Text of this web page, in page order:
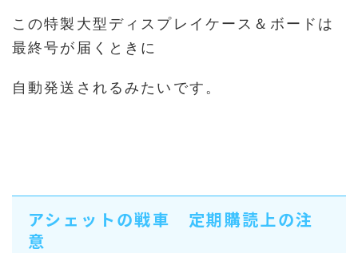
この特製大型ディスプレイケース＆ボードは
最終号が届くときに
自動発送されるみたいです。
アシェットの戦車 定期購読上の注
意